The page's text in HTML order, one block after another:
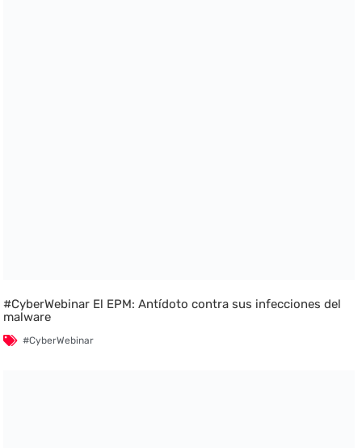
#CyberWebinar El EPM: Antídoto contra sus infecciones del
malware
#CyberWebinar